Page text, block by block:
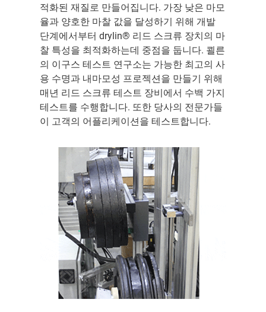
적화된 재질로 만들어집니다. 가장 낮은 마모
율과 양호한 마찰 값을 달성하기 위해 개발
단계에서부터 drylin® 리드 스크류 장치의 마
찰 특성을 최적화하는데 중점을 둡니다. 쾰른
의 이구스 테스트 연구소는 가능한 최고의 사
용 수명과 내마모성 프로젝션을 만들기 위해
매년 리드 스크류 테스트 장비에서 수백 가지
테스트를 수행합니다. 또한 당사의 전문가들
이 고객의 어플리케이션을 테스트합니다.